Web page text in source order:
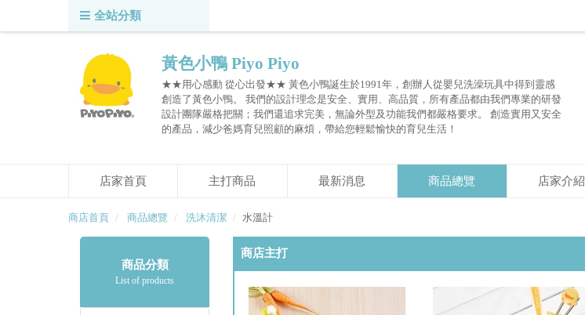
全站分類
黃色小鴨 Piyo Piyo
★★用心感動 從心出發★★ 黃色小鴨誕生於1991年，創辦人從嬰兒洗澡玩具中得到靈感
創造了黃色小鴨。 我們的設計理念是安全、實用、高品質，所有產品都由我們專業的研發
設計團隊嚴格把關；我們還追求完美，無論外型及功能我們都嚴格要求。 創造實用又安全
的產品，減少爸媽育兒照顧的麻煩，帶給您輕鬆愉快的育兒生活！
店家首頁 主打商品 最新消息 商品總覽 店家介紹
商店首頁 商品總覽 洗沐清潔 水溫計
商品分類
List of products
商店主打